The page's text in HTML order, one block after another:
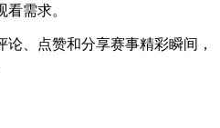
需求。
、点赞和分享赛事精彩瞬间，